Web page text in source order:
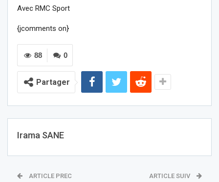
Avec RMC Sport
{jcomments on}
0
88
Partager
Irama SANE
ARTICLE PREC ARTICLE SUIV